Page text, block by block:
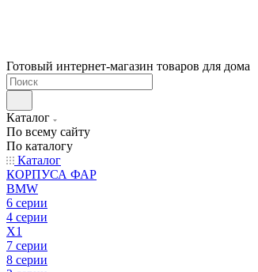
Готовый интернет-магазин товаров для дома
Каталог
По всему сайту
По каталогу
Каталог
КОРПУСА ФАР
BMW
6 серии
4 серии
X1
7 серии
8 серии